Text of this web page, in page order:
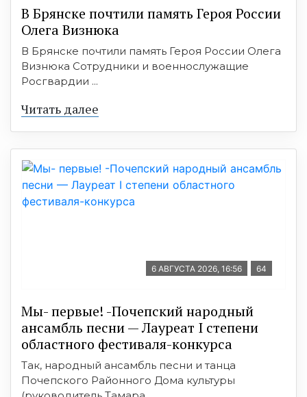
В Брянске почтили память Героя России
Олега Визнюка
В Брянске почтили память Героя России Олега
Визнюка Сотрудники и военнослужащие
Росгвардии ...
Читать далее
6 АВГУСТА 2026, 16:56 64
Мы- первые! -Почепский народный
ансамбль песни — Лауреат I степени
областного фестиваля-конкурса
Так, народный ансамбль песни и танца
Почепского Районного Дома культуры